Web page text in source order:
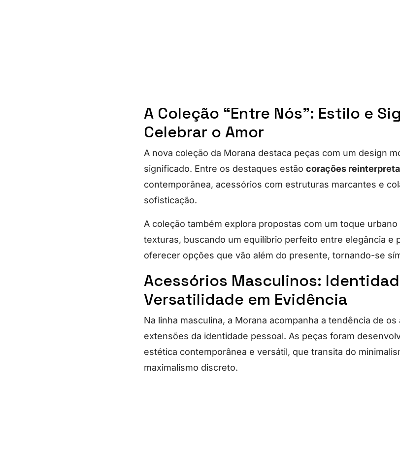
A Coleção “Entre Nós”: Estilo e
Celebrar o Amor
A nova coleção da Morana destaca peças com um design
significado. Entre os destaques estão corações
contemporânea, acessórios com estruturas marcantes e
sofisticação.
A coleção também explora propostas com um toque
texturas, buscando um equilíbrio perfeito entre elegância e
oferecer opções que vão além do presente, tornando-se
Acessórios Masculinos:
Versatilidade em Evidência
Na linha masculina, a Morana acompanha a tendência de
extensões da identidade pessoal. As peças foram
estética contemporânea e versátil, que transita do
maximalismo discreto.